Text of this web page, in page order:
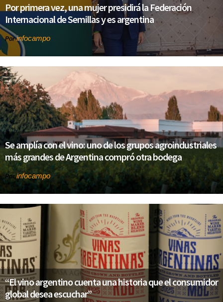
Por primera vez, una mujer presidirá la Federación
Internacional de Semillas y es argentina
Porinfocampo
Se amplía con el vino: uno de los grupos agroindustriales
más grandes de Argentina compró otra bodega
Porinfocampo
“El vino argentino cuenta una historia que el consumidor
global desea escuchar”